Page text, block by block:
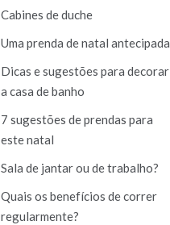
Cabines de duche
Uma prenda de natal antecipada
Dicas e sugestões para decorar
a casa de banho
7 sugestões de prendas para
este natal
Sala de jantar ou de trabalho?
Quais os benefícios de correr
regularmente?